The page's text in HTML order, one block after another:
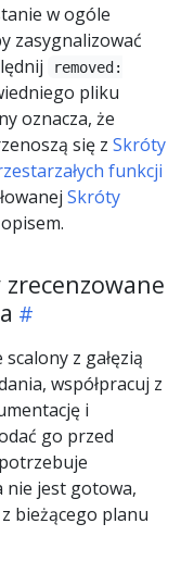
w ogóle
zasygnalizować
removed:
pliku
oznacza, że
się z Skróty
funkcji
Skróty
zrecenzowane
scalony z gałęzią
współpracuj z
i
go przed
nie jest gotowa,
bieżącego planu